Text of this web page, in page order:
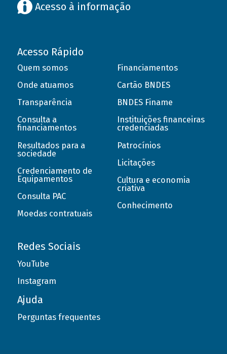
Acesso à informação
Acesso Rápido
Quem somos
Onde atuamos
Transparência
Consulta a
financiamentos
Resultados para a
sociedade
Credenciamento de
Equipamentos
Consulta PAC
Moedas contratuais
Financiamentos
Cartão BNDES
BNDES Finame
Instituições financeiras
credenciadas
Patrocínios
Licitações
Cultura e economia
criativa
Conhecimento
Redes Sociais
YouTube
Instagram
Ajuda
Perguntas frequentes